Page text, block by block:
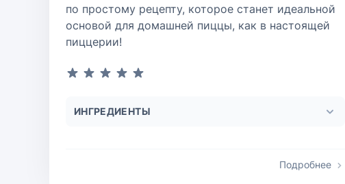
по простому рецепту, которое станет идеальной
основой для домашней пиццы, как в настоящей
пиццерии!
ИНГРЕДИЕНТЫ
Подробнее